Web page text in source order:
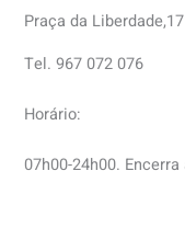
Praça da
Tel. 967 072 076
Horário:
07h00-24h00.